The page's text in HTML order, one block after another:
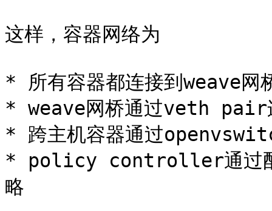
这样，容器网络为
* 所有容器都连接到weave网
* weave网桥通过veth pair
* 跨主机容器通过
* policy controller通过配
略